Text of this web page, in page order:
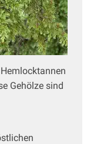
Gehölze sind